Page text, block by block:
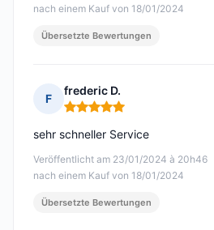
nach einem Kauf von 18/01/2024
Übersetzte Bewertungen
F
frederic D.
Hinweis: 5 von 5
Veröffentlicht am 23/01/2024 à 20h46
nach einem Kauf von 18/01/2024
sehr schneller Service
Übersetzte Bewertungen